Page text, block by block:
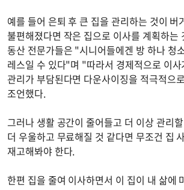
예를 들어 은퇴 후 큰 집을 관리하는 것이 버
불편해졌다면 작은 집으로 이사를 계획하는
동산 전문가들은 "시니어들에겐 방 하나 청
레스일 수 있다"며 "따라서 경제적으로 이사
관리가 부담된다면 다운사이징을 적극적으
조언했다.
그러나 생활 공간이 줄어들고 더 이상 관리
더 우울하고 무료해질 것 같다면 무조건 집
재고해봐야 한다.
한편 집을 줄여 이사하면서 이 집이 내 삶에